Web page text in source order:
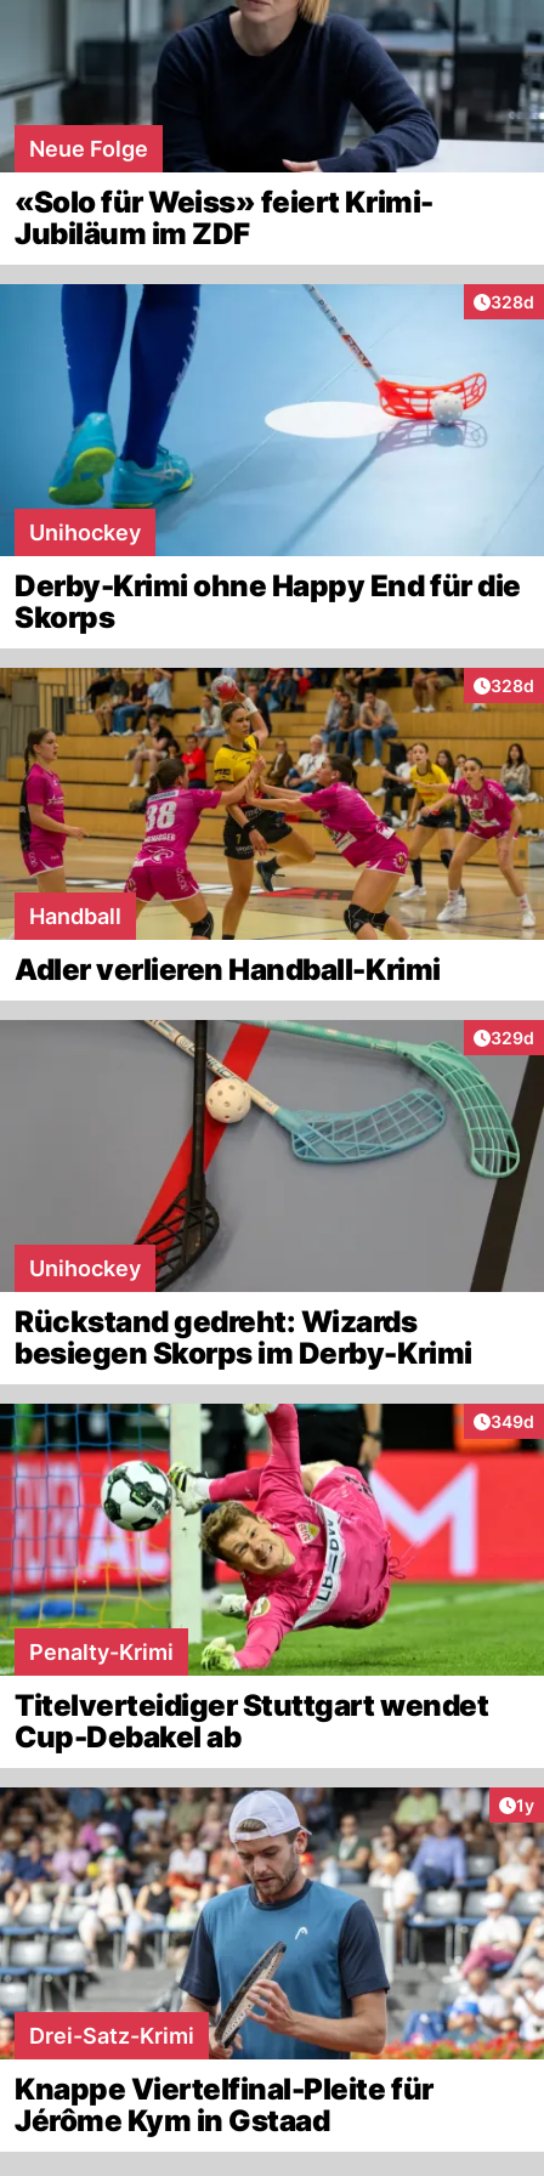
Neue Folge
«Solo für Weiss» feiert Krimi-
Jubiläum im ZDF
328d
Unihockey
Derby-Krimi ohne Happy End für die
Skorps
328d
Handball
Adler verlieren Handball-Krimi
329d
Unihockey
Rückstand gedreht: Wizards
besiegen Skorps im Derby-Krimi
349d
Penalty-Krimi
Titelverteidiger Stuttgart wendet
Cup-Debakel ab
1y
Drei-Satz-Krimi
Knappe Viertelfinal-Pleite für
Jérôme Kym in Gstaad